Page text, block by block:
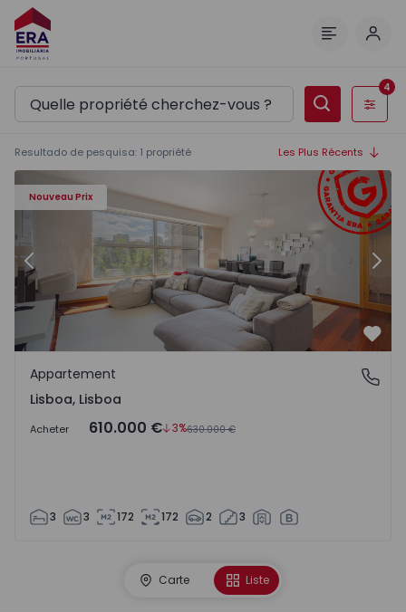
Filtres
4
Resultado de pesquisa: 1 propriété Les Plus Récents
Nouveau Prix
Appartement T3 Lisboa, Lisboa - 1512439 - 3
Précédent
Lisboa, Lisboa
Appartement
Lisboa, Lisboa
Acheter 610.000 € 3%630.000 €
3 3 172 172 2 3
Carte Liste